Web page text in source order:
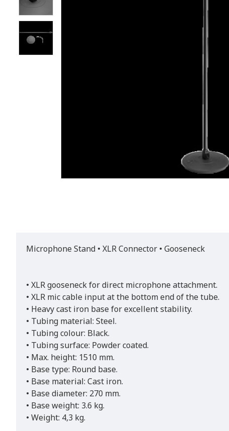
Microphone Stand • XLR Connector • Gooseneck
• XLR gooseneck for direct microphone attachment.
• XLR mic cable input at the bottom end of the tube.
• Heavy cast iron base for excellent stability.
• Tubing material: Steel.
• Tubing colour: Black.
• Tubing surface: Powder coated.
• Max. height: 1510 mm.
• Base type: Round base.
• Base material: Cast iron.
• Base diameter: 270 mm.
• Base weight: 3.6 kg.
• Weight: 4,3 kg.